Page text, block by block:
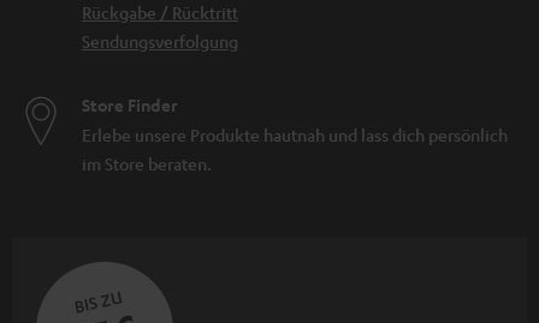
Rückgabe / Rücktritt
Sendungsverfolgung
Store Finder
Erlebe unsere Produkte hautnah und lass dich persönlich
im Store beraten.
BIS ZU